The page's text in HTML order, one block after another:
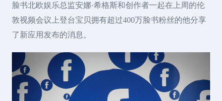
脸书北欧娱乐总监安娜·希格斯和创作者一起在上周的伦
敦视频会议上登台宝贝拥有超过400万脸书粉丝的他分享
了新应用发布的消息。